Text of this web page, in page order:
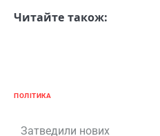
Читайте також:
ПОЛІТИКА
Затведили нових